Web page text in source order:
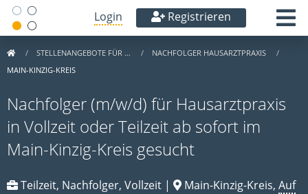
Login Registrieren
STELLENANGEBOTE FÜR …
NACHFOLGER HAUSARZTPRAXIS
MAIN-KINZIG-KREIS
Nachfolger (m/w/d) für Hausarztpraxis
in Vollzeit oder Teilzeit ab sofort im
Main-Kinzig-Kreis gesucht
Teilzeit, Nachfolger, Vollzeit | Main-Kinzig-Kreis, Auf